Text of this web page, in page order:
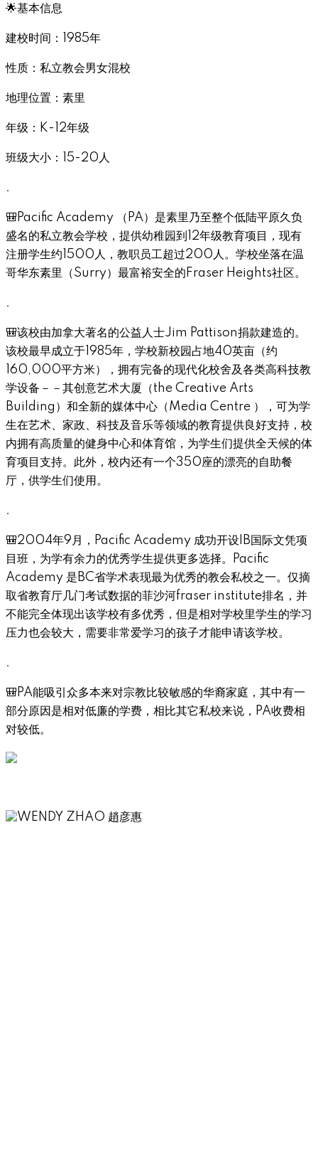
🌟基本信息
建校时间：1985年
性质：私立教会男女混校
地理位置：素里
年级：K-12年级
班级大小：15-20人
.
🎒Pacific Academy （PA）是素里乃至整个低陆平原久负
盛名的私立教会学校，提供幼稚园到12年级教育项目，现有
注册学生约1500人，教职员工超过200人。学校坐落在温
哥华东素里（Surry）最富裕安全的Fraser Heights社区。
.
🎒该校由加拿大著名的公益人士Jim Pattison捐款建造的。
该校最早成立于1985年，学校新校园占地40英亩（约
160,000平方米），拥有完备的现代化校舍及各类高科技教
学设备－－其创意艺术大厦（the Creative Arts
Building）和全新的媒体中心（Media Centre ），可为学
生在艺术、家政、科技及音乐等领域的教育提供良好支持，校
内拥有高质量的健身中心和体育馆，为学生们提供全天候的体
育项目支持。此外，校内还有一个350座的漂亮的自助餐
厅，供学生们使用。
.
🎒2004年9月，Pacific Academy 成功开设IB国际文凭项
目班，为学有余力的优秀学生提供更多选择。Pacific
Academy 是BC省学术表现最为优秀的教会私校之一。仅摘
取省教育厅几门考试数据的菲沙河fraser institute排名，并
不能完全体现出该学校有多优秀，但是相对学校里学生的学习
压力也会较大，需要非常爱学习的孩子才能申请该学校。
.
🎒PA能吸引众多本来对宗教比较敏感的华裔家庭，其中有一
部分原因是相对低廉的学费，相比其它私校来说，PA收费相
对较低。